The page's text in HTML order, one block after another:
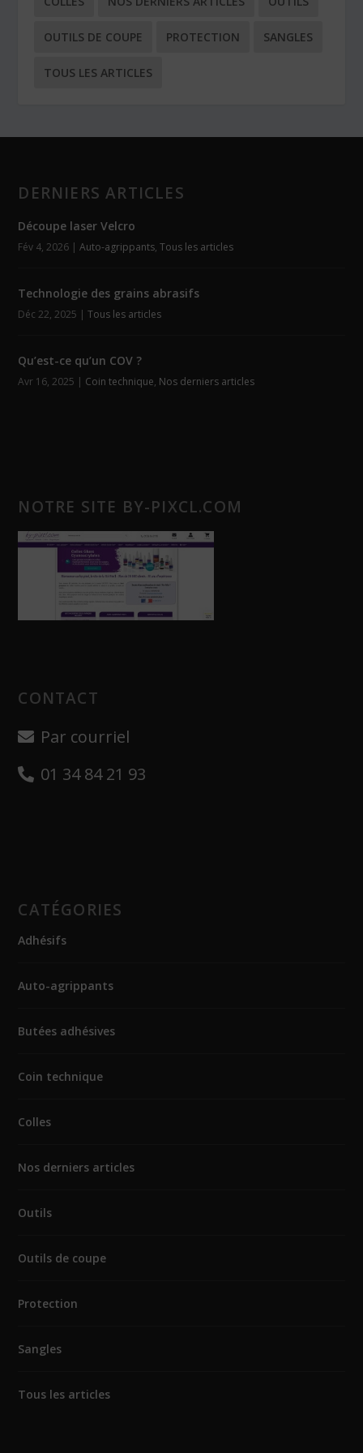
OUTILS DE COUPE PROTECTION SANGLES
TOUS LES ARTICLES
DERNIERS ARTICLES
Découpe laser Velcro
Fév 4, 2026 |Auto-agrippants,Tous les articles
Technologie des grains abrasifs
Déc 22, 2025 |Tous les articles
Qu’est-ce qu’un COV ?
Avr 16, 2025 | Coin technique, Nos derniers articles
NOTRE SITE BY-PIXCL.COM
CONTACT
Par courriel
01 34 84 21 93
CATÉGORIES
Adhésifs
Auto-agrippants
Butées adhésives
Coin technique
Colles
Nos derniers articles
Outils
Outils de coupe
Protection
Sangles
Tous les articles